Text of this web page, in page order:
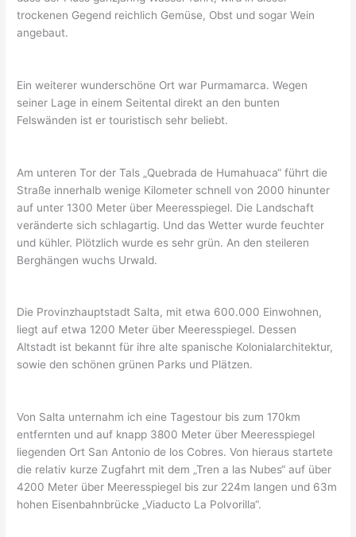
trockenen Gegend reichlich Gemüse, Obst und sogar Wein
angebaut.
Ein weiterer wunderschöne Ort war Purmamarca. Wegen
seiner Lage in einem Seitental direkt an den bunten
Felswänden ist er touristisch sehr beliebt.
Am unteren Tor der Tals „Quebrada de Humahuaca“ führt die
Straße innerhalb wenige Kilometer schnell von 2000 hinunter
auf unter 1300 Meter über Meeresspiegel. Die Landschaft
veränderte sich schlagartig. Und das Wetter wurde feuchter
und kühler. Plötzlich wurde es sehr grün. An den steileren
Berghängen wuchs Urwald.
Die Provinzhauptstadt Salta, mit etwa 600.000 Einwohnen,
liegt auf etwa 1200 Meter über Meeresspiegel. Dessen
Altstadt ist bekannt für ihre alte spanische Kolonialarchitektur,
sowie den schönen grünen Parks und Plätzen.
Von Salta unternahm ich eine Tagestour bis zum 170km
entfernten und auf knapp 3800 Meter über Meeresspiegel
liegenden Ort San Antonio de los Cobres. Von hieraus startete
die relativ kurze Zugfahrt mit dem „Tren a las Nubes“ auf über
4200 Meter über Meeresspiegel bis zur 224m langen und 63m
hohen Eisenbahnbrücke „Viaducto La Polvorilla“.